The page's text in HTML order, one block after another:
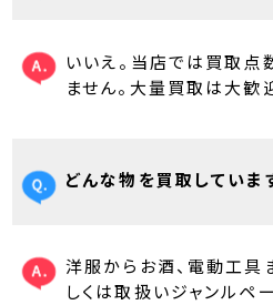
いいえ。当店では買取点
ません。大量買取は大歓
どんな物を買取していま
洋服からお酒、電動工具
しくは取扱いジャンルペ